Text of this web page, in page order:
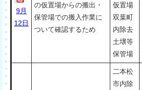
9月
12日
の仮置場からの搬出・
保管場での搬入作業に
ついて確認するため
仮置場
双葉町
内除去
土壌等
保管場
二本松
市内除